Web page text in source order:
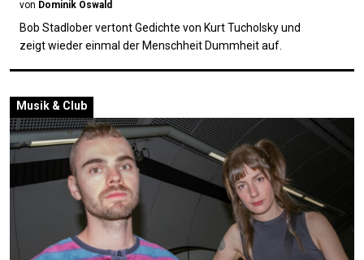
von Dominik Oswald
Bob Stadlober vertont Gedichte von Kurt Tucholsky und
zeigt wieder einmal der Menschheit Dummheit auf.
Musik & Club